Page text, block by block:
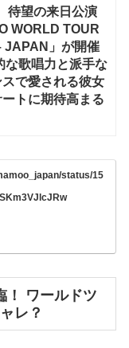
待望の来日公演
WORLD TOUR
JAPAN」が開催
な歌唱力と派手な
で愛される彼女
トに期待高まる
status/15
！ ワールドツ
レ？